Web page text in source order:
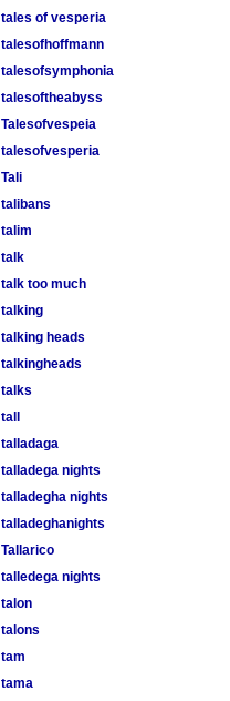
tales of vesperia
talesofhoffmann
talesofsymphonia
talesoftheabyss
Talesofvespeia
talesofvesperia
Tali
talibans
talim
talk
talk too much
talking
talking heads
talkingheads
talks
tall
talladaga
talladega nights
talladegha nights
talladeghanights
Tallarico
talledega nights
talon
talons
tam
tama